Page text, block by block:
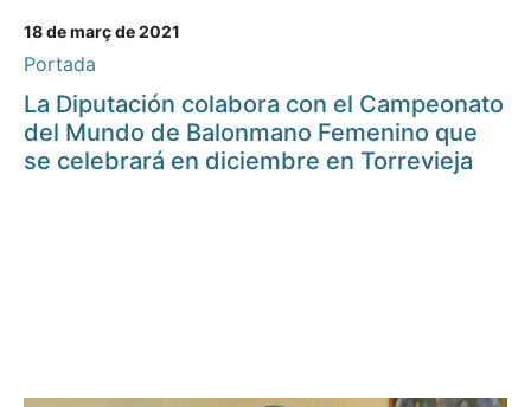
18 de març de 2021
Portada
La Diputación colabora con el Campeonato
del Mundo de Balonmano Femenino que
se celebrará en diciembre en Torrevieja